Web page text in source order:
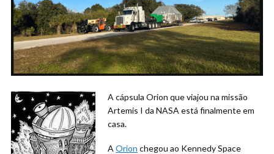
A cápsula Orion que viajou na missão
Artemis I da NASA está finalmente em
casa.
A Orion chegou ao Kennedy Space